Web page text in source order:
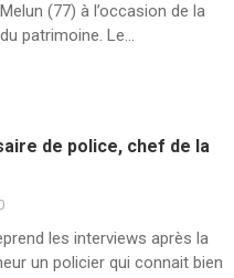
(77) à l’occasion de la
patrimoine. Le…
de police, chef de la
les interviews après la
un policier qui connait bien